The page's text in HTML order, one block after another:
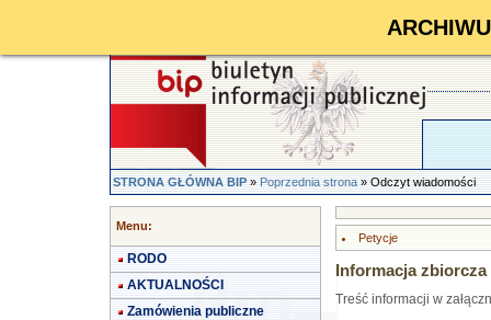
STRONA GŁÓWNA BIP»Poprzednia strona» Odczyt wiadomości
Menu:
RODO
AKTUALNOŚCI
Zamówienia publiczne
Petycje
Informacja
Treść informacji w